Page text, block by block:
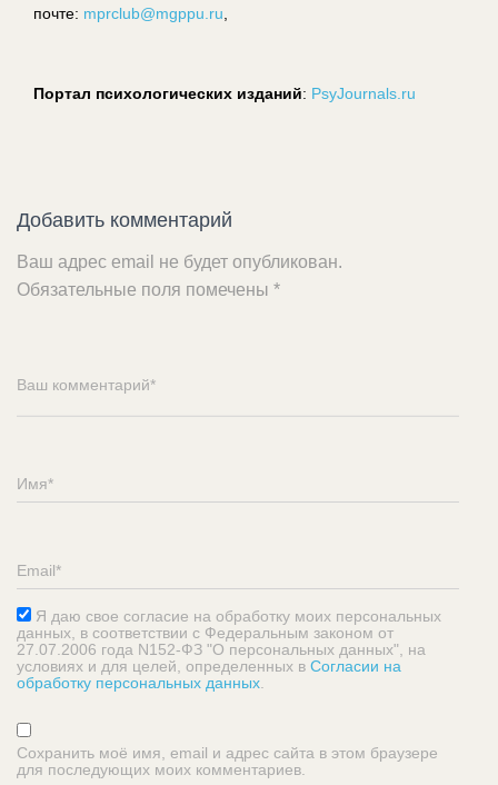
почте: mprclub@mgppu.ru
Портал психологических изданий: PsyJournals.ru
Добавить комментарий
Ваш адрес email не будет опубликован.
Обязательные поля помечены *
Я даю свое согласие на обработку моих персональных
данных, в соответствии с Федеральным законом от
27.07.2006 года N152-ФЗ "О персональных данных", на
условиях и для целей, определенных в Согласии на
обработку персональных данных.
Сохранить моё имя, email и адрес сайта в этом браузере
для последующих моих комментариев.